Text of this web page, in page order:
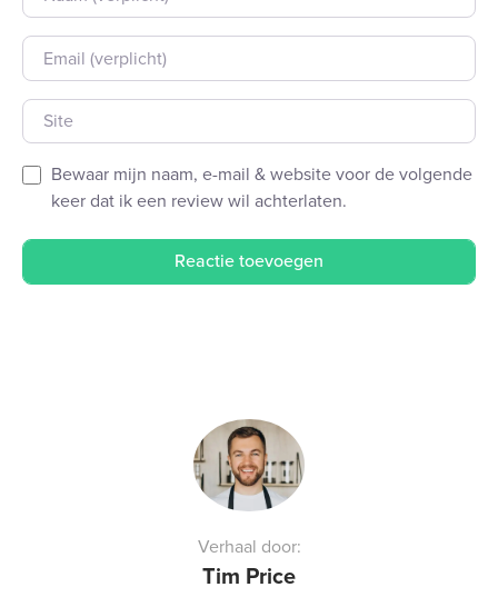
E-mail
Site
Bewaar mijn naam, e-mail & website voor de volgende
keer dat ik een review wil achterlaten.
Verhaal door:
Tim Price